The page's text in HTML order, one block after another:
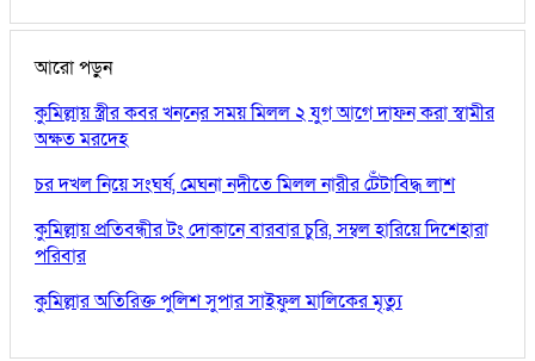
আরো পড়ুন
কুমিল্লায় স্ত্রীর কবর খননের সময় মিলল ২ যুগ আগে দাফন করা স্বামীর
অক্ষত মরদেহ
চর দখল নিয়ে সংঘর্ষ, মেঘনা নদীতে মিলল নারীর টেঁটাবিদ্ধ লাশ
কুমিল্লায় প্রতিবন্ধীর টং দোকানে বারবার চুরি, সম্বল হারিয়ে দিশেহারা
পরিবার
কুমিল্লার অতিরিক্ত পুলিশ সুপার সাইফুল মালিকের মৃত্যু